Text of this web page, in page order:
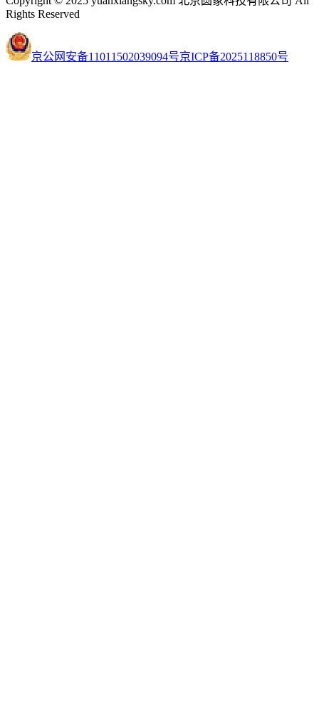
Rights Reserved
京公网安备11011502039094号京ICP备2025118850号